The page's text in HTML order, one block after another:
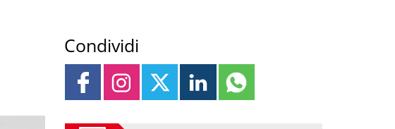
Condividi